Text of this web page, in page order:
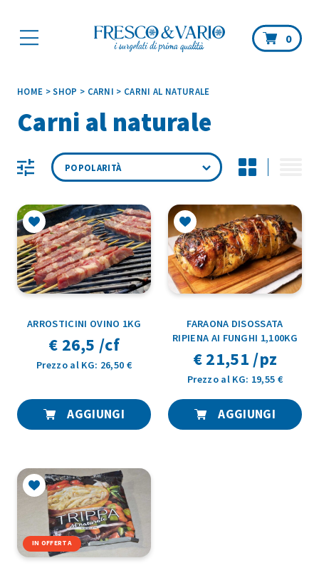
0
HOME >SHOP > CARNI > CARNI AL NATURALE
Carni al naturale
ARROSTICINI OVINO 1KG
€ 26,5 /cf
Prezzo al KG: 26,50 €
AGGIUNGI
FARAONA DISOSSATA
RIPIENA AI FUNGHI 1,100KG
€ 21,51 /pz
Prezzo al KG: 19,55 €
AGGIUNGI
IN OFFERTA